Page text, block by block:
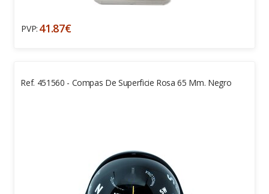
PVP: 41.87€
Ref. 451560 - Compas De Superficie Rosa 65 Mm. Negro